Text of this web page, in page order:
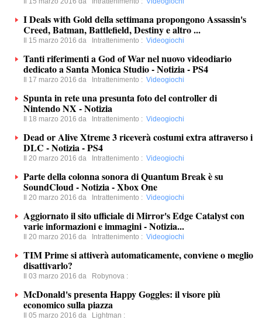
I Deals with Gold della settimana propongono Assassin's
Creed, Batman, Battlefield, Destiny e altro ...
Il 15 marzo 2016 da Intrattenimento : Videogiochi
Tanti riferimenti a God of War nel nuovo videodiario
dedicato a Santa Monica Studio - Notizia - PS4
Il 17 marzo 2016 da Intrattenimento : Videogiochi
Spunta in rete una presunta foto del controller di
Nintendo NX - Notizia
Il 18 marzo 2016 da Intrattenimento : Videogiochi
Dead or Alive Xtreme 3 riceverà costumi extra attraverso i
DLC - Notizia - PS4
Il 20 marzo 2016 da Intrattenimento : Videogiochi
Parte della colonna sonora di Quantum Break è su
SoundCloud - Notizia - Xbox One
Il 20 marzo 2016 da Intrattenimento : Videogiochi
Aggiornato il sito ufficiale di Mirror's Edge Catalyst con
varie informazioni e immagini - Notizia...
Il 20 marzo 2016 da Intrattenimento : Videogiochi
TIM Prime si attiverà automaticamente, conviene o meglio
disattivarlo?
Il 03 marzo 2016 da Robynova :
McDonald's presenta Happy Goggles: il visore più
economico sulla piazza
Il 05 marzo 2016 da Lightman :